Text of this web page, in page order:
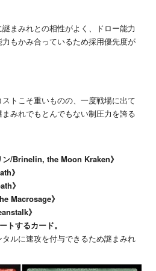
謎まみれとの相性がよく、ドロー能力
もかみ合っているため採用優先度が
トこそ重いものの、一度戦場に出て
みれでもとんでもない制圧力を誇る
ン/Brinelin, the Moon Kraken》
》
》
Macrosage》
》
トするカード。
ルに速攻を付与できるため謎まみれ